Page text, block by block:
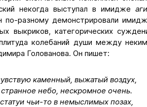
некогда выступал в имидже
разному демонстрировали имидж
выкриков, категорических
колебаний души между
Голованова. Он пишет:
каменный, выжатый воздух,
небо, нескромное очень.
чьи-то в немыслимых позах,